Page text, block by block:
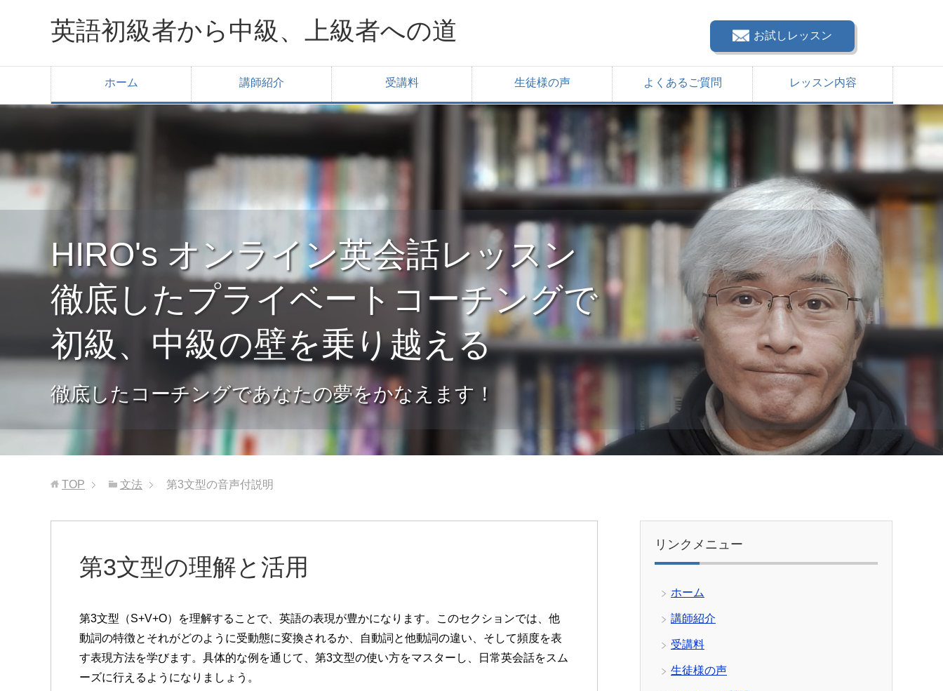
英語初級者から中級、上級者への道 お試しレッスン
ホーム 講師紹介 受講料 生徒様の声 よくあるご質問 レッスン内容
HIRO's オンライン英会話レッスン
徹底したプライベートコーチングで
初級、中級の壁を乗り越える
徹底したコーチングであなたの夢をかなえます！
TOP 文法 第3文型の音声付説明
第3文型の理解と活用
第3文型（S+V+O）を理解することで、英語の表現が豊かになります。このセクションでは、他
動詞の特徴とそれがどのように受動態に変換されるか、自動詞と他動詞の違い、そして頻度を表
す表現方法を学びます。具体的な例を通じて、第3文型の使い方をマスターし、日常英会話をスム
ーズに行えるようになりましょう。
リンクメニュー
ホーム
講師紹介
受講料
生徒様の声